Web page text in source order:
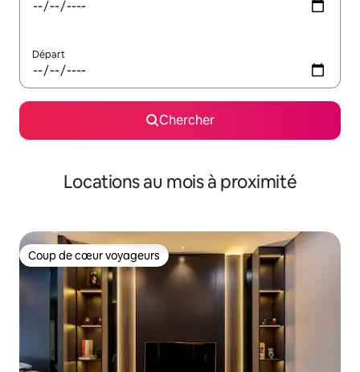
Départ
Chercher
Locations au mois à proximité
Coup de cœur voyageurs
Coup de cœur voyageurs